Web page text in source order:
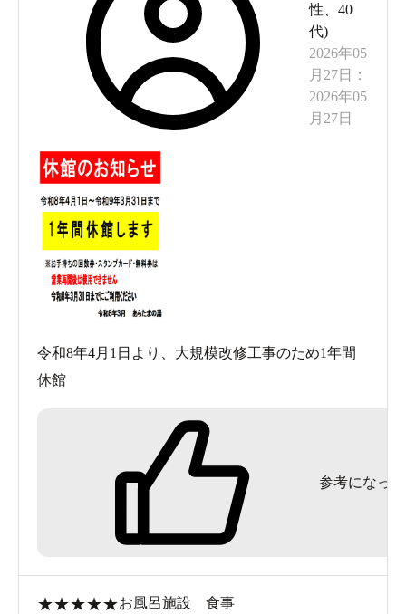
性
40
代)
2026年05
月27日
：
2026年05
月27日
令和8年4月1日より、大規模改修工事のため1年間
休館
参考になった
★★★★★お風呂施設 食事